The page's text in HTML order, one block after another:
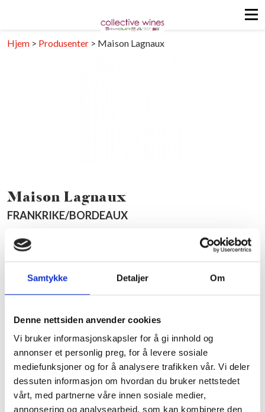
Samtykke Detaljer Om
Denne nettsiden anvender cookies
Vi bruker informasjonskapsler for å gi innhold og
annonser et personlig preg, for å levere sosiale
mediefunksjoner og for å analysere trafikken vår. Vi deler
dessuten informasjon om hvordan du bruker nettstedet
vårt, med partnerne våre innen sosiale medier,
annonsering og analysearbeid, som kan kombinere den
Hjem > Produsenter > Maison Lagnaux
Maison Lagnaux
FRANKRIKE/BORDEAUX
Vinene fra Maison Lagnaux er kjent for sin eleganse,
kompleksitet og lagringspotensial, noe som gjør dem
Produksjonen er preget av en sterk forpliktelse til
kvalitet og bærekraft, og de arbeider aktivt for å
ivareta miljøet i vinmarkene.